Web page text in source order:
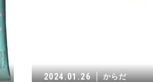
2024.01.26 からだ